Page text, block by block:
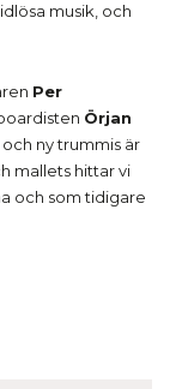
musik, och
Per
Örjan
, och ny trummis är
mallets hittar vi
och som tidigare